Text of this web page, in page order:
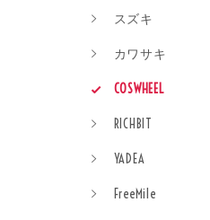
スズキ
カワサキ
COSWHEEL
RICHBIT
YADEA
FreeMile